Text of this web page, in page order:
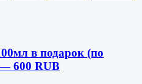
в подарок (по
600 RUB